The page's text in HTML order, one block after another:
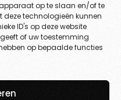
op te slaan en/of te
technologieën kunnen
ID's op deze website
of uw toestemming
op bepaalde functies